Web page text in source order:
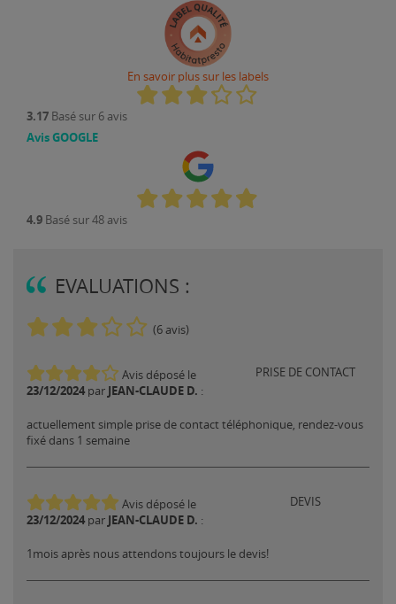
En savoir plus sur les labels
3.17 Basé sur 6 avis
Avis GOOGLE
4.9 Basé sur 48 avis
EVALUATIONS :
(6 avis)
Avis déposé le
23/12/2024 par JEAN-CLAUDE D. :
PRISE DE CONTACT
actuellement simple prise de contact téléphonique, rendez-vous
fixé dans 1 semaine
Avis déposé le
23/12/2024 par JEAN-CLAUDE D. :
DEVIS
1mois après nous attendons toujours le devis!